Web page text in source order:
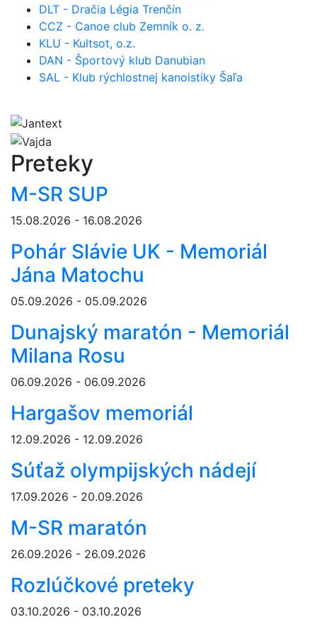
DLT - Dračia Légia Trenčín
CCZ - Canoe club Zemník o. z.
KLU - Kultsot, o.z.
DAN - Športový klub Danubian
SAL - Klub rýchlostnej kanoistiky Šaľa
Preteky
M-SR SUP
15.08.2026 - 16.08.2026
Pohár Slávie UK - Memoriál
Jána Matochu
05.09.2026 - 05.09.2026
Dunajský maratón - Memoriál
Milana Rosu
06.09.2026 - 06.09.2026
Hargašov memoriál
12.09.2026 - 12.09.2026
Súťaž olympijských nádejí
17.09.2026 - 20.09.2026
M-SR maratón
26.09.2026 - 26.09.2026
Rozlúčkové preteky
03.10.2026 - 03.10.2026